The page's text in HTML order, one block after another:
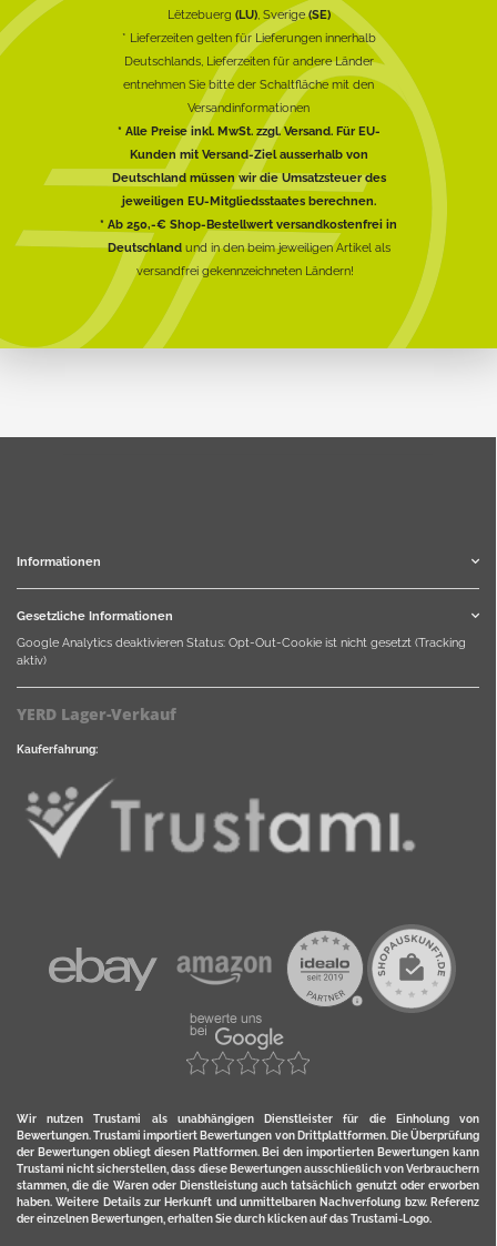
Lëtzebuerg (LU), Sverige(SE)
* Lieferzeiten gelten für Lieferungen innerhalb
Deutschlands, Lieferzeiten für andere Länder
entnehmen Sie bitte der Schaltfläche mit den
Versandinformationen
* Alle Preise inkl. MwSt. zzgl. Versand. Für EU-
Kunden mit Versand-Ziel ausserhalb von
Deutschland müssen wir die Umsatzsteuer des
jeweiligen EU-Mitgliedsstaates berechnen.
* Ab 250,-€ Shop-Bestellwert versandkostenfrei in
Deutschlandund in den beim jeweiligen Artikel als
versandfrei gekennzeichneten Ländern!
Informationen
Gesetzliche Informationen
Google Analytics deaktivieren Status: Opt-Out-Cookie ist nicht gesetzt (Tracking
aktiv)
YERD Lager-Verkauf
Kauferfahrung:
Wir nutzen Trustami als unabhängigen Dienstleister für die Einholung von
Bewertungen. Trustami importiert Bewertungen von Drittplattformen. Die Überprüfung
der Bewertungen obliegt diesen Plattformen. Bei den importierten Bewertungen kann
Trustami nicht sicherstellen, dass diese Bewertungen ausschließlich von Verbrauchern
stammen, die die Waren oder Dienstleistung auch tatsächlich genutzt oder erworben
haben. Weitere Details zur Herkunft und unmittelbaren Nachverfolung bzw. Referenz
der einzelnen Bewertungen, erhalten Sie durch klicken auf das Trustami-Logo.